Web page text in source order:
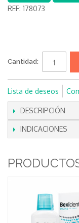
REF: 178073
Cantidad:
Lista de deseos
DESCRIPCIÓN
INDICACIONES